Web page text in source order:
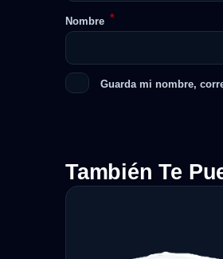
Nombre *
Guarda mi nombre,
También Te